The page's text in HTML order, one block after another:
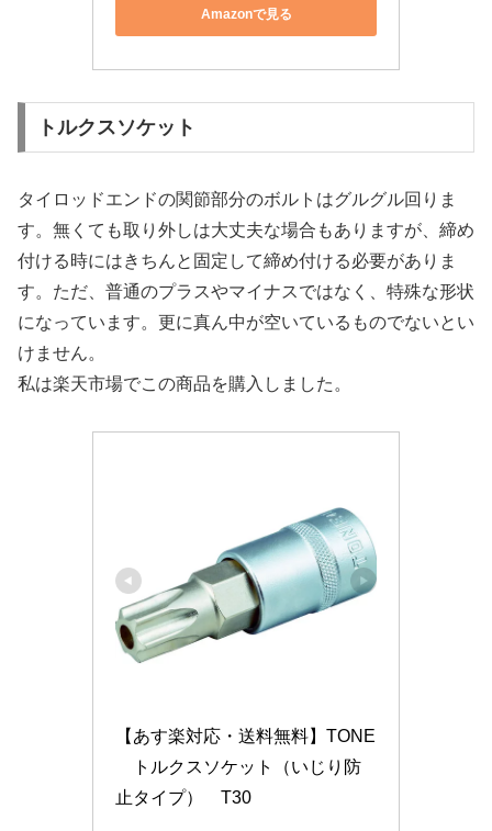
Amazonで見る
トルクスソケット
タイロッドエンドの関節部分のボルトはグルグル回りま
す。無くても取り外しは大丈夫な場合もありますが、締め
付ける時にはきちんと固定して締め付ける必要がありま
す。ただ、普通のプラスやマイナスではなく、特殊な形状
になっています。更に真ん中が空いているものでないとい
けません。
私は楽天市場でこの商品を購入しました。
【あす楽対応・送料無料】TONE
トルクスソケット（いじり防
止タイプ）　T30